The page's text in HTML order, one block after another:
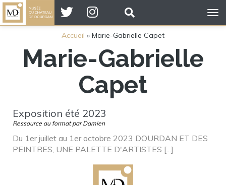
Accueil » Marie-Gabrielle Capet
Marie-Gabrielle
Capet
Exposition été 2023
Ressource au format par Damien
Du 1er juillet au 1er octobre 2023 DOURDAN ET DES
PEINTRES, UNE PALETTE D'ARTISTES [...]